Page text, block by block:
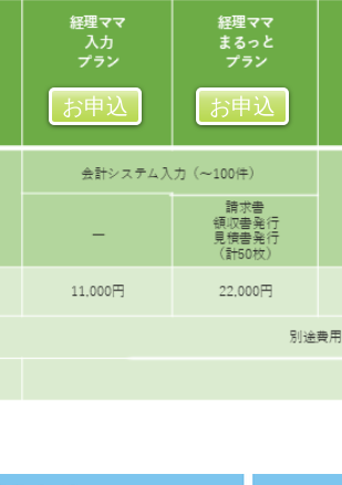
お申込 お申込